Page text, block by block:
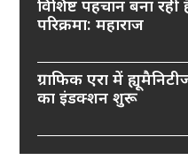
विशिष्ट पहचान बना
परिक्रमा: महाराज
ग्राफिक एरा में
का इंडक्शन शुरू